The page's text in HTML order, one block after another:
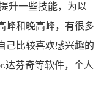
升一些技能，为以
峰和晚高峰，有很多
己比较喜欢感兴趣的
达芬奇等软件，个人